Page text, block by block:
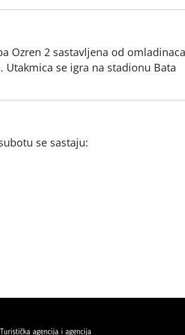
Ozren 2 sastavljena od omladinaca
Utakmica se igra na stadionu Bata
se sastaju: